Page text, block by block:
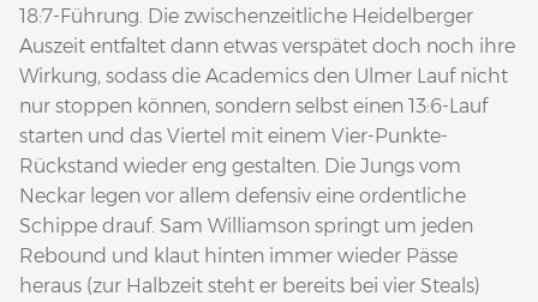
18:7-Führung. Die zwischenzeitliche Heidelberger
Auszeit entfaltet dann etwas verspätet doch noch ihre
Wirkung, sodass die Academics den Ulmer Lauf nicht
nur stoppen können, sondern selbst einen 13:6-Lauf
starten und das Viertel mit einem Vier-Punkte-
Rückstand wieder eng gestalten. Die Jungs vom
Neckar legen vor allem defensiv eine ordentliche
Schippe drauf. Sam Williamson springt um jeden
Rebound und klaut hinten immer wieder Pässe
heraus (zur Halbzeit steht er bereits bei vier Steals)